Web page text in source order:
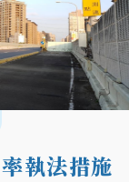
執法措施